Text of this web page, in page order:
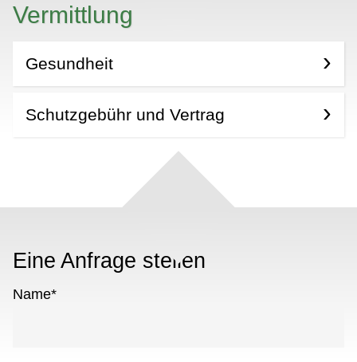
Vermittlung
Gesundheit
Schutzgebühr und Vertrag
Eine Anfrage stellen
Name*